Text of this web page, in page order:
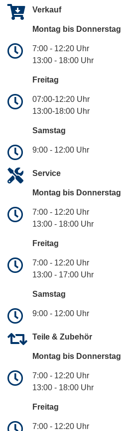
Verkauf
Montag bis Donnerstag
7:00 - 12:20 Uhr
13:00 - 18:00 Uhr
Freitag
07:00-12:20 Uhr
13:00-18:00 Uhr
Samstag
9:00 - 12:00 Uhr
Service
Montag bis Donnerstag
7:00 - 12:20 Uhr
13:00 - 18:00 Uhr
Freitag
7:00 - 12:20 Uhr
13:00 - 17:00 Uhr
Samstag
9:00 - 12:00 Uhr
Teile & Zubehör
Montag bis Donnerstag
7:00 - 12:20 Uhr
13:00 - 18:00 Uhr
Freitag
7:00 - 12:20 Uhr